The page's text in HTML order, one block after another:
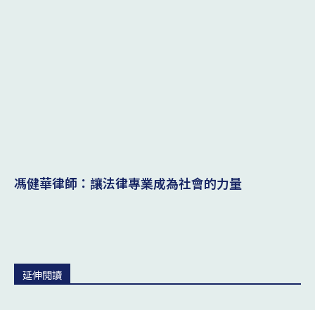
馮健華律師：讓法律專業成為社會的力量
延伸閱讀